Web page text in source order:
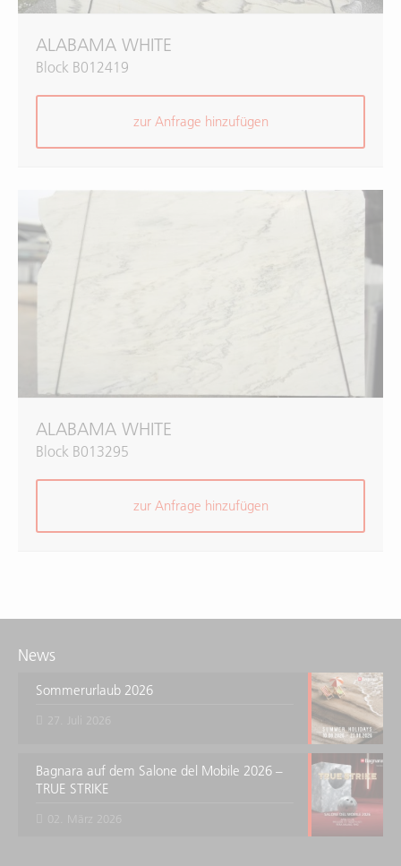
ALABAMA WHITE
Block B012419
zur Anfrage hinzufügen
ALABAMA WHITE
Block B013295
zur Anfrage hinzufügen
News
Sommerurlaub 2026
Bagnara auf dem Salone del Mobile 2026 –
TRUE STRIKE